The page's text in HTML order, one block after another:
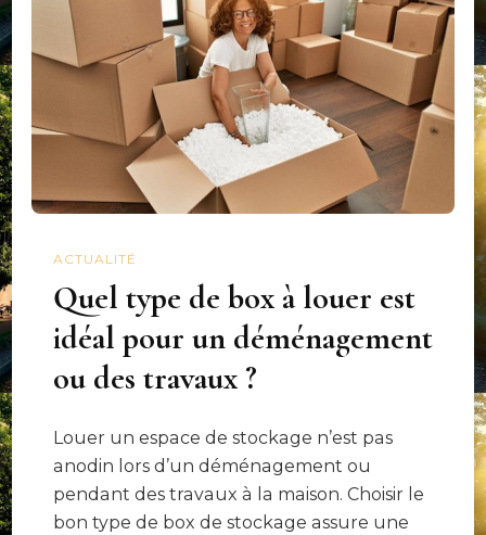
ACTUALITÉ
Quel type de box à louer est
idéal pour un déménagement
ou des travaux ?
Louer un espace de stockage n’est pas
anodin lors d’un déménagement ou
pendant des travaux à la maison. Choisir le
bon type de box de stockage assure une